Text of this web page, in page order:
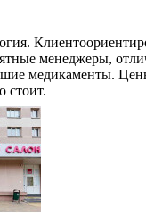
менеджеры,
медикаменты.
стоит.